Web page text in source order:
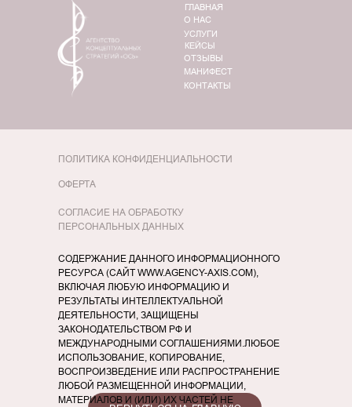
О НАС
ГЛАВНАЯ
КОНТАКТЫ
МАНИФЕСТ
ОТЗЫВЫ
КЕЙСЫ
УСЛУГИ
ПОЛИТИКА КОНФИДЕНЦИАЛЬНОСТИ
ОФЕРТА
СОГЛАСИЕ НА ОБРАБОТКУ
ПЕРСОНАЛЬНЫХ ДАННЫХ
СОДЕРЖАНИЕ ДАННОГО ИНФОРМАЦИОННОГО
РЕСУРСА (САЙТ WWW.AGENCY-AXIS.COM),
ВКЛЮЧАЯ ЛЮБУЮ ИНФОРМАЦИЮ И
РЕЗУЛЬТАТЫ ИНТЕЛЛЕКТУАЛЬНОЙ
ДЕЯТЕЛЬНОСТИ, ЗАЩИЩЕНЫ
ЗАКОНОДАТЕЛЬСТВОМ РФ И
МЕЖДУНАРОДНЫМИ СОГЛАШЕНИЯМИ.ЛЮБОЕ
ИСПОЛЬЗОВАНИЕ, КОПИРОВАНИЕ,
ВОСПРОИЗВЕДЕНИЕ ИЛИ РАСПРОСТРАНЕНИЕ
ЛЮБОЙ РАЗМЕЩЕННОЙ ИНФОРМАЦИИ,
МАТЕРИАЛОВ И (ИЛИ) ИХ ЧАСТЕЙ НЕ